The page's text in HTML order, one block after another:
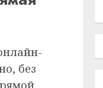
без